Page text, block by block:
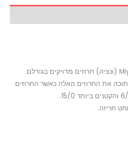
את החרוזים האלה כאשר החרוזים
חריזה.